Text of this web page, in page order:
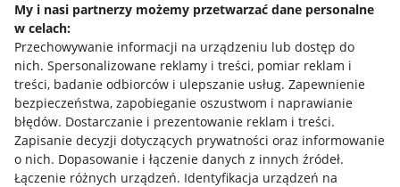
My i nasi partnerzy możemy przetwarzać dane personalne
w celach:
Przechowywanie informacji na urządzeniu lub dostęp do
nich. Spersonalizowane reklamy i treści, pomiar reklam i
treści, badanie odbiorców i ulepszanie usług. Zapewnienie
bezpieczeństwa, zapobieganie oszustwom i naprawianie
błędów. Dostarczanie i prezentowanie reklam i treści.
Zapisanie decyzji dotyczących prywatności oraz informowanie
o nich. Dopasowanie i łączenie danych z innych źródeł.
Łączenie różnych urządzeń. Identyfikacja urządzeń na
Allegro Gadane dla sprzedających
Allegro Gadane dla kupujących
Mapa miejscowości
Informacje prawne
Regulamin